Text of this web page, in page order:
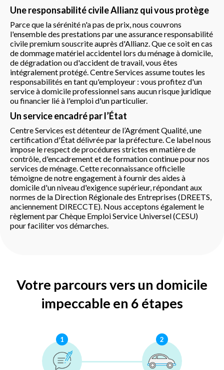
Une responsabilité civile Allianz qui vous protège
Parce que la sérénité n'a pas de prix, nous couvrons
l'ensemble des prestations par une assurance responsabilité
civile premium souscrite auprès d'Allianz. Que ce soit en cas
de dommage matériel accidentel lors du ménage à domicile,
de dégradation ou d'accident de travail, vous êtes
intégralement protégé. Centre Services assume toutes les
responsabilités en tant qu'employeur : vous profitez d'un
service à domicile professionnel sans aucun risque juridique
ou financier lié à l'emploi d'un particulier.
Un service encadré par l’État
Centre Services est détenteur de l’Agrément Qualité, une
certification d'État délivrée par la préfecture. Ce label nous
impose le respect de procédures strictes en matière de
contrôle, d'encadrement et de formation continue pour nos
services de ménage. Cette reconnaissance officielle
témoigne de notre engagement à fournir des aides à
domicile d'un niveau d'exigence supérieur, répondant aux
normes de la Direction Régionale des Entreprises (DREETS,
anciennement DIRECCTE). Nous acceptons également le
règlement par Chèque Emploi Service Universel (CESU)
pour faciliter vos démarches.
Votre parcours vers un domicile
impeccable en 6 étapes
1 2